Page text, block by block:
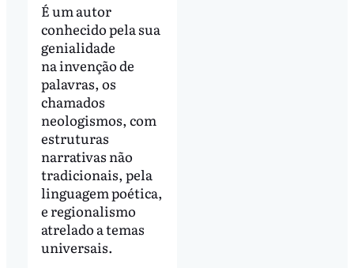
É um autor
conhecido pela sua
genialidade
na invenção de
palavras, os
chamados
neologismos, com
estruturas
narrativas não
tradicionais, pela
linguagem poética,
e regionalismo
atrelado a temas
universais.